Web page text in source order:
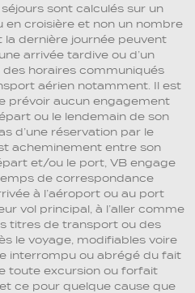
sont calculés sur un
en croisière et non un nombre
la dernière journée peuvent
arrivée tardive ou d’un
horaires communiqués
aérien notamment. Il est
prévoir aucun engagement
ou le lendemain de son
d’une réservation par le
acheminement entre son
et/ou le port, VB engage
de correspondance
à l’aéroport ou au port
vol principal, à l’aller comme
titres de transport ou des
le voyage, modifiables voire
interrompu ou abrégé du fait
toute excursion ou forfait
ce pour quelque cause que